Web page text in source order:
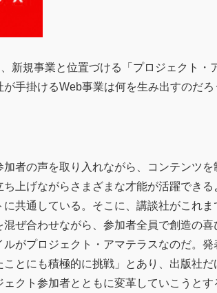
新規事業と位置づける「プロジェクト・
が手掛けるWeb事業は何を生み出すのだ
者の声を取り入れながら、コンテンツを
ち上げながらさまざまな才能が活躍でき
共通している。そこに、講談社がこれ
混ぜ合わせながら、参加者全員で創造の
ルがプロジェクト・アマテラスなのだ。
とにも積極的に挑戦」とあり、出版社だ
ェクト参加者とともに変革していこうと